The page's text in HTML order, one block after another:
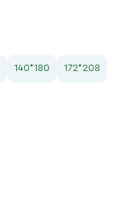
140*180 172*208